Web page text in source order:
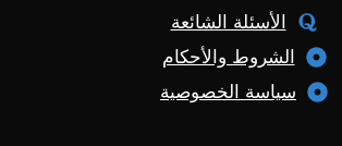
الأسئلة الشائعة
الشروط والأحكام
سياسة الخصوصية